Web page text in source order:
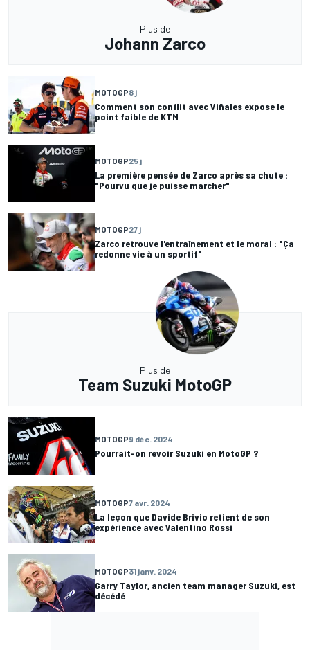
Plus de
Johann Zarco
MOTOGP8 j
Comment son conflit avec Viñales expose le
point faible de KTM
MOTOGP25 j
La première pensée de Zarco après sa chute :
"Pourvu que je puisse marcher"
MOTOGP27 j
Zarco retrouve l'entraînement et le moral : "Ça
redonne vie à un sportif"
Plus de
Team Suzuki MotoGP
MOTOGP9 déc. 2024
Pourrait-on revoir Suzuki en MotoGP ?
MOTOGP7 avr. 2024
La leçon que Davide Brivio retient de son
expérience avec Valentino Rossi
MOTOGP31 janv. 2024
Garry Taylor, ancien team manager Suzuki, est
décédé